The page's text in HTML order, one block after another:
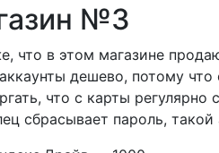
№3
что в этом магазине
дешево, потому
что с карты регулярно
сбрасывает пароль, такой